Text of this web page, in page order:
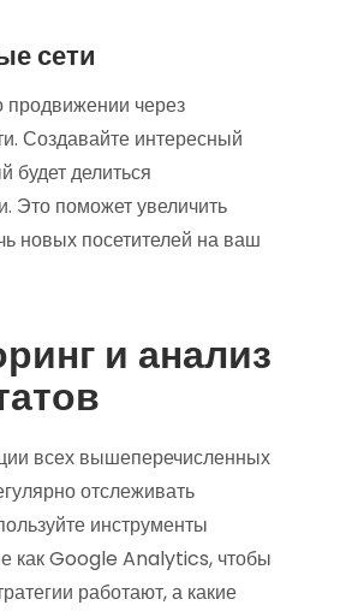
сети
через
Создавайте интересный
будет делиться
Это поможет увеличить
новых посетителей на ваш
и анализ
всех вышеперечисленных
отслеживать
инструменты
как Google Analytics, чтобы
работают, а какие